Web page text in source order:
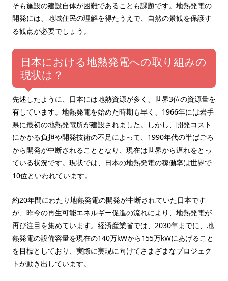
そも施設の建設自体が困難であることも課題です。地熱発電の
開発には、地域住民の理解を得たうえで、自然の景観を保護す
る観点が必要でしょう。
日本における地熱発電への取り組みの
現状は？
先述したように、日本には地熱資源が多く、世界3位の資源量を
有しています。地熱発電を始めた時期も早く、1966年には岩手
県に最初の地熱発電所が建設されました。しかし、開発コスト
にかかる負担や開発技術の不足によって、1990年代の半ばごろ
から開発が中断されることとなり、現在は世界から遅れをとっ
ている状況です。現状では、日本の地熱発電の稼働率は世界で
10位といわれています。
約20年間にわたり地熱発電の開発が中断されていた日本です
が、昨今の再生可能エネルギー促進の流れにより、地熱発電が
再び注目を集めています。経済産業省では、2030年までに、地
熱発電の設備容量を現在の140万kWから155万kWにあげること
を目標としており、実際に実現に向けてさまざまなプロジェク
トが動き出しています。